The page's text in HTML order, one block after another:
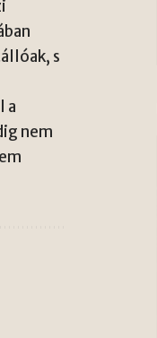
s
a
nem